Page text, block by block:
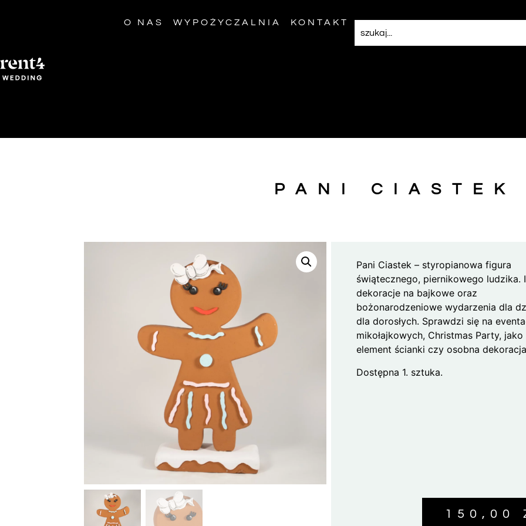
O NAS WYPOŻYCZALNIA KONTAKT
PANI CIASTEK
Pani Ciastek – styropianowa figura
świątecznego, piernikowego ludzika.
dekoracje na bajkowe oraz
bożonarodzeniowe wydarzenia dla
dla dorosłych. Sprawdzi się na
mikołajkowych, Christmas Party, jako
element ścianki czy osobna
Dostępna 1. sztuka.
150,00